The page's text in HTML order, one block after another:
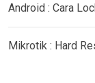
Android : Cara
Mikrotik : Hard